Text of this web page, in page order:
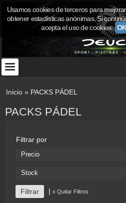
Inicio » PACKS PÁDEL
PACKS PÁDEL
Filtrar por
Precio
Stock
| x Quitar Filtros
Usamos cookies de terceros para
obtener estadísticas anónimas. Si
acepta el uso de cookies.